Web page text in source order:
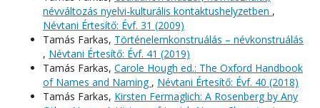
névváltozás nyelvi-kulturális kontaktushelyzetben ,
Névtani Értesítő: Évf. 31 (2009)
Tamás Farkas, Történelemkonstruálás – névkonstruálás
, Névtani Értesítő: Évf. 41 (2019)
Tamás Farkas, Carole Hough ed.: The Oxford Handbook
of Names and Naming , Névtani Értesítő: Évf. 40 (2018)
Tamás Farkas, Kirsten Fermaglich: A Rosenberg by Any